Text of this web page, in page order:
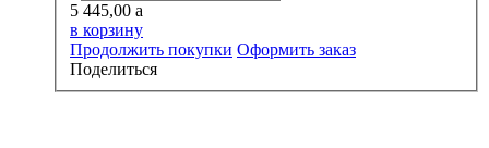
5 445,00 a
в корзину
Продолжить покупки Оформить заказ
Поделиться